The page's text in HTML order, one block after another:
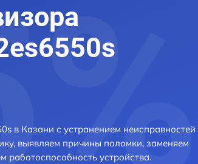
в Казани с устранением неисправностей
выявляем причины поломки, заменяем
работоспособность устройства.